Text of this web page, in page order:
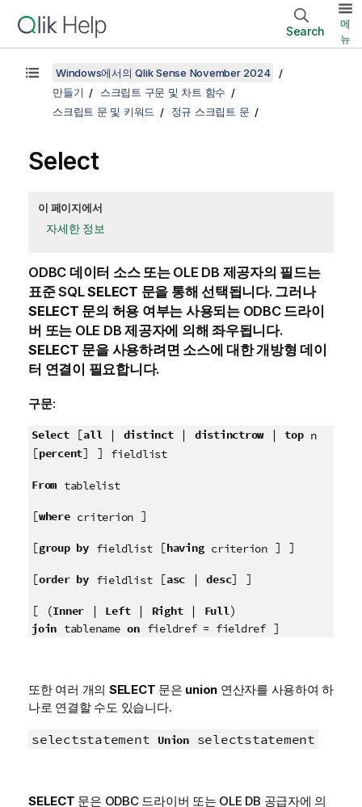
Search
메
뉴
Windows에서의 Qlik Sense November 2024
만들기
스크립트 구문 및 차트 함수
스크립트 문 및 키워드
정규 스크립트 문
Select
이 페이지에서
자세한 정보
ODBC 데이터 소스 또는 OLE DB 제공자의 필드는
표준 SQLSELECT 문을 통해 선택됩니다. 그러나
SELECT 문의 허용 여부는 사용되는 ODBC드라이
버 또는 OLE DB 제공자에 의해 좌우됩니다.
SELECT 문을 사용하려면 소스에 대한 개방형 데이
터 연결이 필요합니다.
구문:
Select[all| distinct| distinctrow|top n
[percent] ] fieldlist
From tablelist
[where criterion ]
[group by fieldlist[having criterion] ]
[order by fieldlist[asc |desc] ]
[ (Inner | Left| Right| Full )
join tablename on fieldref = fieldref]
또한 여러 개의 SELECT 문은 union 연산자를 사용하여 하
나로 연결할 수도 있습니다.
selectstatement Unionselectstatement
SELECT 문은 ODBC드라이버 또는 OLE DB 공급자에 의